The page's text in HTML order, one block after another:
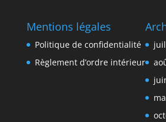
Mentions légales
Politique de confidentialité
Règlement d’ordre intérieur